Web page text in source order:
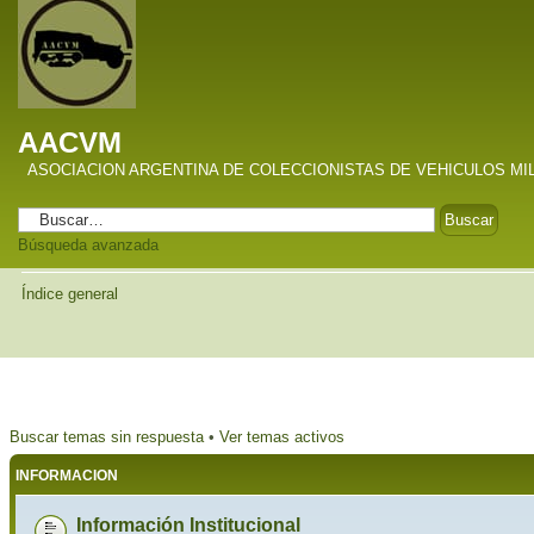
AACVM
ASOCIACION ARGENTINA DE COLECCIONISTAS DE VEHICULOS
Búsqueda avanzada
Índice general
Buscar temas sin respuesta • Ver temas activos
INFORMACION
Información Institucional